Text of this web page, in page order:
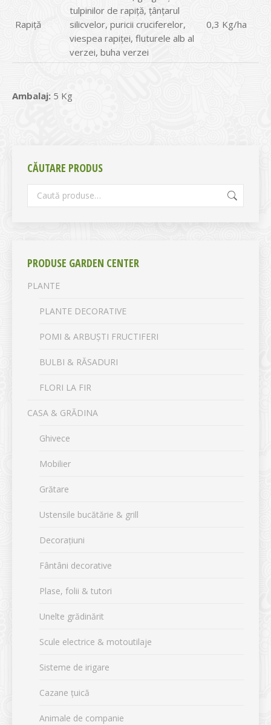
Rapiță
tulpinilor de rapiță, țânțarul
silicvelor, puricii cruciferelor,
viespea rapiței, fluturele alb al
verzei, buha verzei
0,3 Kg/ha
Ambalaj: 5 Kg
CĂUTARE PRODUS
PRODUSE GARDEN CENTER
PLANTE
PLANTE DECORATIVE
POMI & ARBUȘTI FRUCTIFERI
BULBI & RĂSADURI
FLORI LA FIR
CASA & GRĂDINA
Ghivece
Mobilier
Grătare
Ustensile bucătărie & grill
Decorațiuni
Fântâni decorative
Plase, folii & tutori
Unelte grădinărit
Scule electrice & motoutilaje
Sisteme de irigare
Cazane țuică
Animale de companie